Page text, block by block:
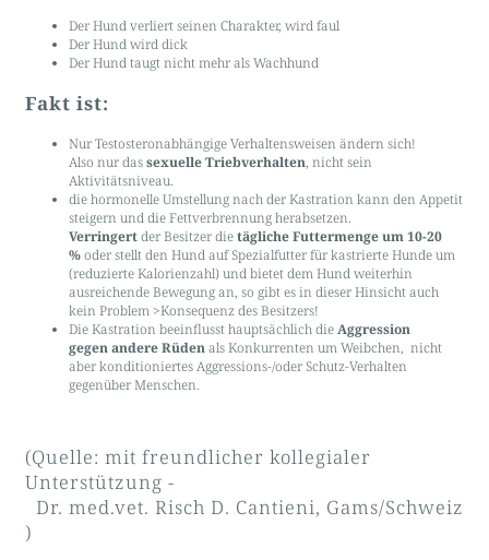
Der Hund verliert seinen Charakter, wird faul
Der Hund wird dick
Der Hund taugt nicht mehr als Wachhund
Fakt ist:
Nur Testosteronabhängige Verhaltensweisen ändern sich!
Also nur dassexuelle Triebverhalten, nicht sein
Aktivitätsniveau.
die hormonelle Umstellung nach der Kastration kann den Appetit
steigern und die Fettverbrennung herabsetzen.
Verringertder Besitzer dietägliche Futtermenge um 10-20
%oder stellt den Hund auf Spezialfutter für kastrierte Hunde um
(reduzierte Kalorienzahl) und bietet dem Hund weiterhin
ausreichende Bewegung an, so gibt es in dieser Hinsicht auch
kein Problem >Konsequenz des Besitzers!
Die Kastration beeinflusst hauptsächlich dieAggression
gegenandere Rüdenals Konkurrenten um Weibchen, nicht
aber konditioniertes Aggressions-/oder Schutz-Verhalten
gegenüber Menschen.
(Quelle: mit freundlicher kollegialer
Unterstützung -
Dr. med.vet. Risch D. Cantieni, Gams/Schweiz
)